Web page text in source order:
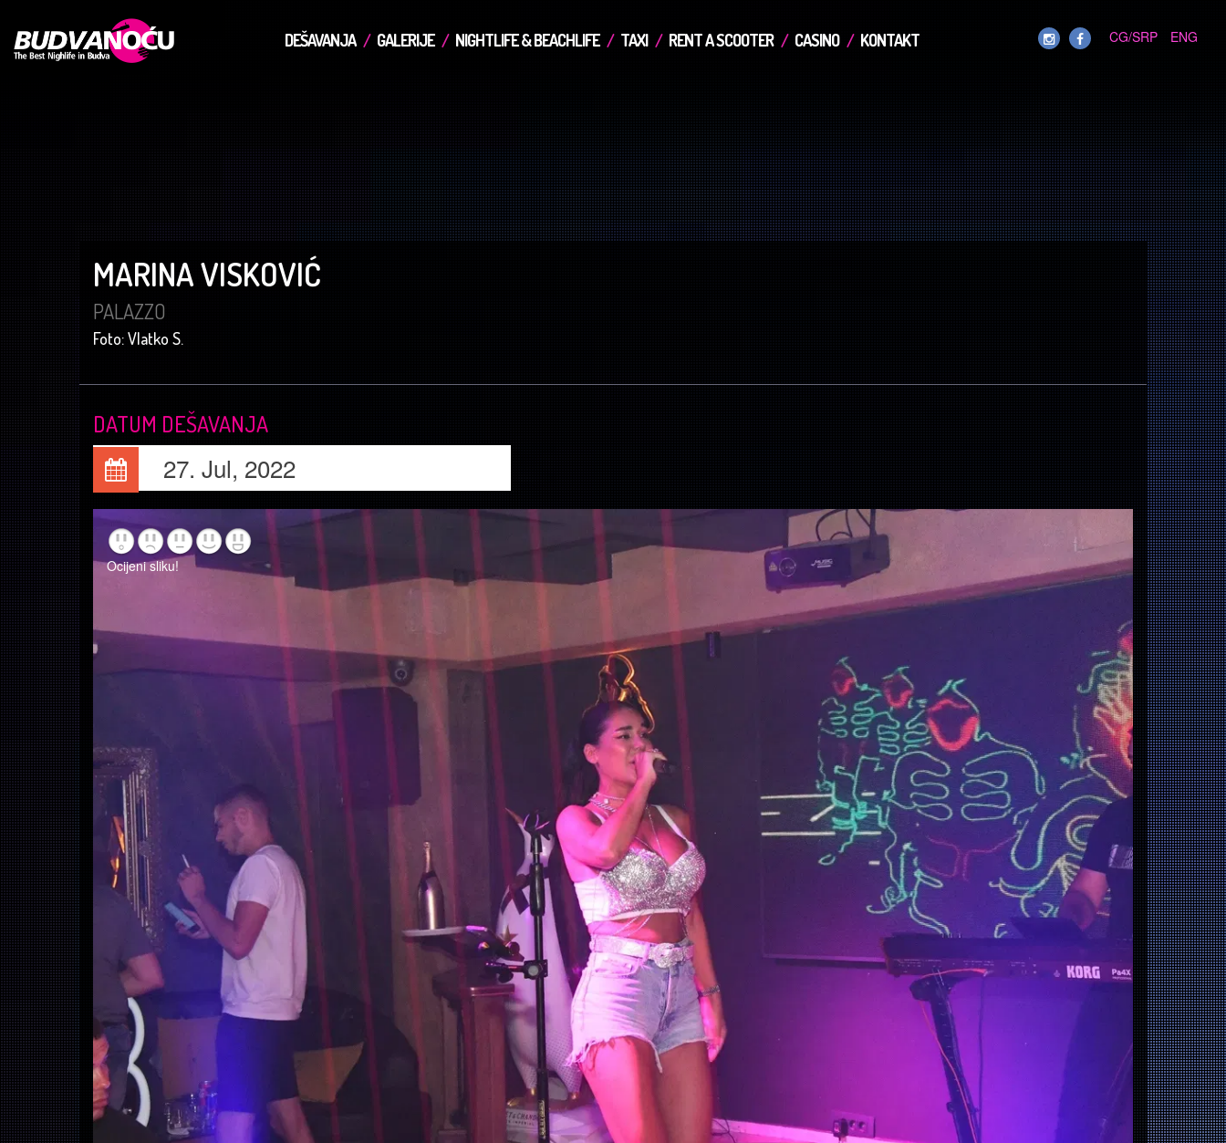
DEŠAVANJA GALERIJE NIGHTLIFE & BEACHLIFE TAXI RENT A SCOOTER CASINO KONTAKT CG/SRP ENG
MARINA VISKOVIĆ
PALAZZO
Foto: Vlatko S.
DATUM DEŠAVANJA
27. Jul, 2022
Ocijeni sliku!